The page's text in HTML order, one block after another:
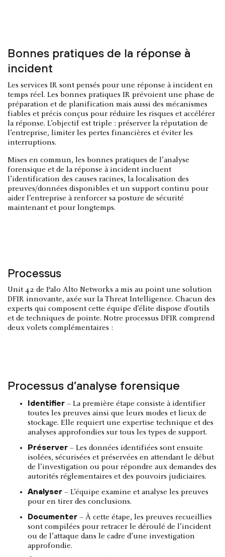
Bonnes pratiques de la réponse à
incident
Les services IR sont pensés pour une réponse à incident en
temps réel. Les bonnes pratiques IR prévoient une phase de
préparation et de planification mais aussi des mécanismes
fiables et précis conçus pour réduire les risques et accélérer
la réponse. L’objectif est triple : préserver la réputation de
l’entreprise, limiter les pertes financières et éviter les
interruptions.
Mises en commun, les bonnes pratiques de l’analyse
forensique et de la réponse à incident incluent
l’identification des causes racines, la localisation des
preuves/données disponibles et un support continu pour
aider l’entreprise à renforcer sa posture de sécurité
maintenant et pour longtemps.
Processus
Unit 42 de Palo Alto Networks a mis au point une solution
DFIR innovante, axée sur la Threat Intelligence. Chacun des
experts qui composent cette équipe d’élite dispose d’outils
et de techniques de pointe. Notre processus DFIR comprend
deux volets complémentaires :
Processus d’analyse forensique
Identifier – La première étape consiste à identifier
toutes les preuves ainsi que leurs modes et lieux de
stockage. Elle requiert une expertise technique et des
analyses approfondies sur tous les types de support.
Préserver – Les données identifiées sont ensuite
isolées, sécurisées et préservées en attendant le début
de l’investigation ou pour répondre aux demandes des
autorités réglementaires et des pouvoirs judiciaires.
Analyser – L’équipe examine et analyse les preuves
pour en tirer des conclusions.
Documenter – À cette étape, les preuves recueillies
sont compilées pour retracer le déroulé de l’incident
ou de l’attaque dans le cadre d’une investigation
approfondie.